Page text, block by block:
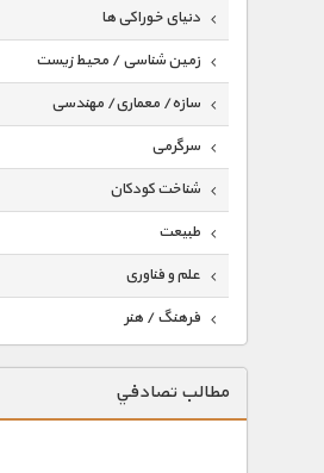
دنیای خوراکی ها
زمین شناسی / محیط زیست
سازه/ معماری/ مهندسی
سرگرمی
شناخت کودکان
طبیعت
علم و فناوری
فرهنگ / هنر
گردشگری
مطالب تصادفي